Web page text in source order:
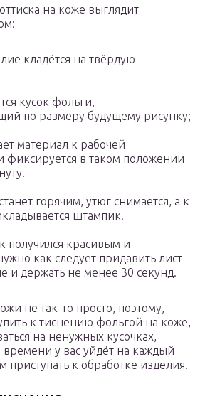
на коже выглядит
кладётся на твёрдую
кусок фольги,
по размеру будущему рисунку;
материал к рабочей
фиксируется в таком положении
горячим, утюг снимается, а к
штампик.
получился красивым и
как следует придавить лист
и держать не менее 30 секунд.
не так-то просто, поэтому,
к тиснению фольгой на коже,
на ненужных кусочках,
времени у вас уйдёт на каждый
приступать к обработке изделия.